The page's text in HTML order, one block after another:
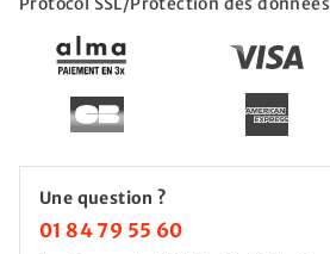
Une question ?
01 84 79 55 60